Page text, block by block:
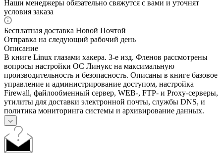
Наши менеджеры обязательно свяжутся с вами и уточнят
условия заказа
Бесплатная доставка Новой Почтой
Отправка на следующий рабочий день
Описание
В книге Linux глазами хакера. 3-е изд. Фленов рассмотрены
вопросы настройки ОС Линукс на максимальную
производительность и безопасность. Описаны в книге базовое
управление и администрирование доступом, настройка
Firewall, файлообменный сервер, WEB-, FTP- и Proxy-серверы,
утилиты для доставки электронной почты, службы DNS, и
политика мониторинга системы и архивирование данных.